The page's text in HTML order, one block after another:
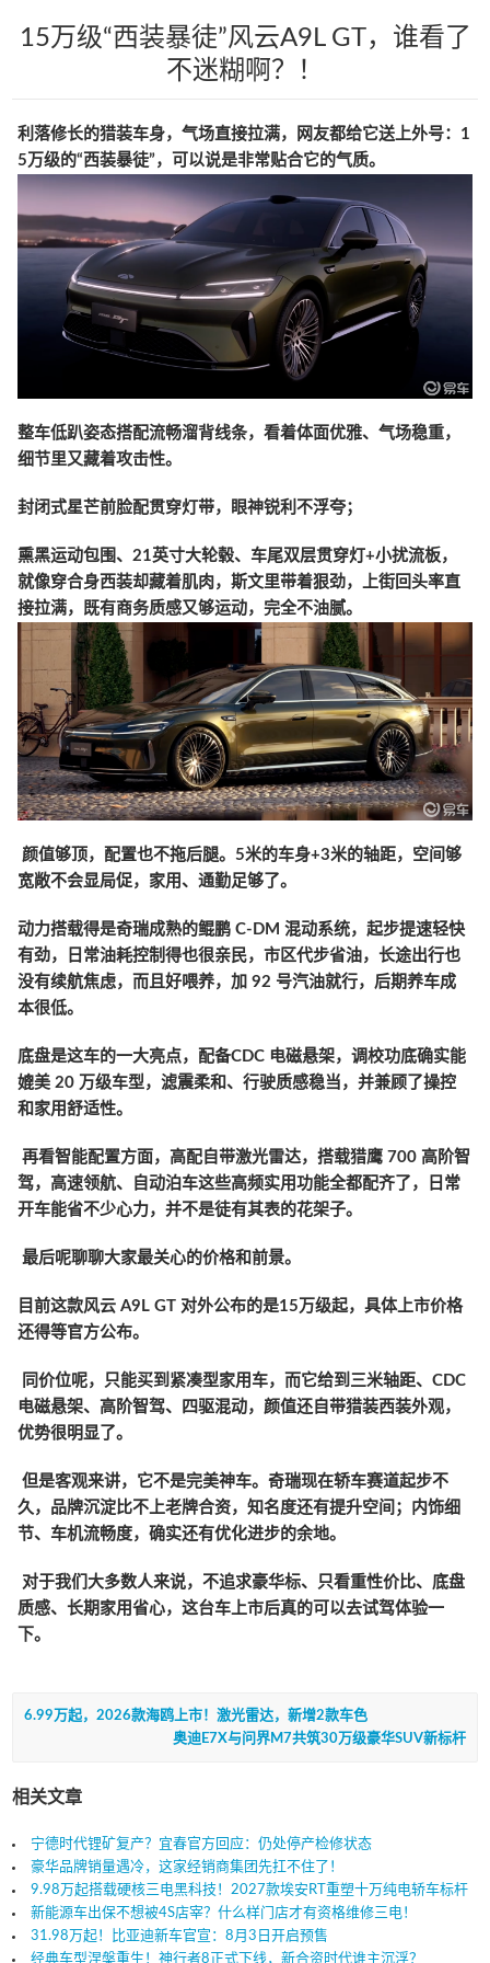
15万级“西装暴徒”风云A9L GT，谁看了
不迷糊啊？！
利落修长的猎装车身，气场直接拉满，网友都给它送上外号：1
5万级的“西装暴徒”，可以说是非常贴合它的气质。
整车低趴姿态搭配流畅溜背线条，看着体面优雅、气场稳重，
细节里又藏着攻击性。
封闭式星芒前脸配贯穿灯带，眼神锐利不浮夸；
熏黑运动包围、21英寸大轮毂、车尾双层贯穿灯+小扰流板，
就像穿合身西装却藏着肌肉，斯文里带着狠劲，上街回头率直
接拉满，既有商务质感又够运动，完全不油腻。
颜值够顶，配置也不拖后腿。5米的车身+3米的轴距，空间够
宽敞不会显局促，家用、通勤足够了。
动力搭载得是奇瑞成熟的鲲鹏 C-DM 混动系统，起步提速轻快
有劲，日常油耗控制得也很亲民，市区代步省油，长途出行也
没有续航焦虑，而且好喂养，加 92 号汽油就行，后期养车成
本很低。
底盘是这车的一大亮点，配备CDC 电磁悬架，调校功底确实能
媲美 20 万级车型，滤震柔和、行驶质感稳当，并兼顾了操控
和家用舒适性。
再看智能配置方面，高配自带激光雷达，搭载猎鹰 700 高阶智
驾，高速领航、自动泊车这些高频实用功能全都配齐了，日常
开车能省不少心力，并不是徒有其表的花架子。
最后呢聊聊大家最关心的价格和前景。
目前这款风云 A9L GT 对外公布的是15万级起，具体上市价格
还得等官方公布。
同价位呢，只能买到紧凑型家用车，而它给到三米轴距、CDC
电磁悬架、高阶智驾、四驱混动，颜值还自带猎装西装外观，
优势很明显了。
但是客观来讲，它不是完美神车。奇瑞现在轿车赛道起步不
久，品牌沉淀比不上老牌合资，知名度还有提升空间；内饰细
节、车机流畅度，确实还有优化进步的余地。
对于我们大多数人来说，不追求豪华标、只看重性价比、底盘
质感、长期家用省心，这台车上市后真的可以去试驾体验一
下。
6.99万起，2026款海鸥上市！激光雷达，新增2款车色
奥迪E7X与问界M7共筑30万级豪华SUV新标杆
相关文章
宁德时代锂矿复产？宜春官方回应：仍处停产检修状态
豪华品牌销量遇冷，这家经销商集团先扛不住了！
9.98万起搭载硬核三电黑科技！2027款埃安RT重塑十万纯电轿车标杆
新能源车出保不想被4S店宰？什么样门店才有资格维修三电！
31.98万起！比亚迪新车官宣：8月3日开启预售
经典车型涅槃重生！神行者8正式下线，新合资时代谁主沉浮？